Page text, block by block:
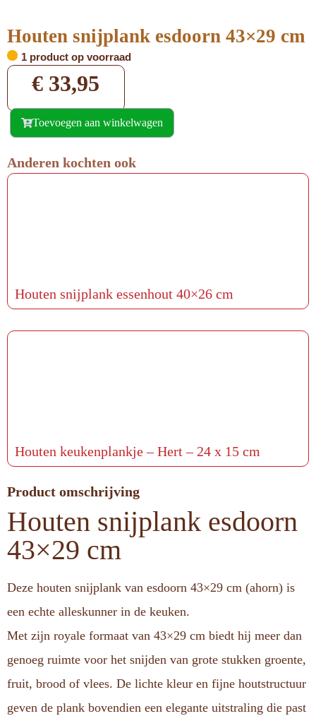
Houten snijplank esdoorn 43×29 cm
1 product op voorraad
€ 33,95
Toevoegen aan winkelwagen
Anderen kochten ook
Houten snijplank essenhout 40×26 cm
Houten keukenplankje – Hert – 24 x 15 cm
Product omschrijving
Houten snijplank esdoorn
43×29 cm
Deze houten snijplank van esdoorn 43×29 cm (ahorn) is
een echte alleskunner in de keuken.
Met zijn royale formaat van 43×29 cm biedt hij meer dan
genoeg ruimte voor het snijden van grote stukken groente,
fruit, brood of vlees. De lichte kleur en fijne houtstructuur
geven de plank bovendien een elegante uitstraling die past